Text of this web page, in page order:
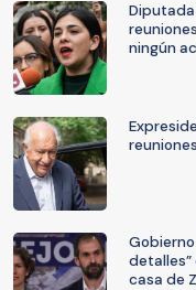
Diputada
ningún
detalles”
casa de